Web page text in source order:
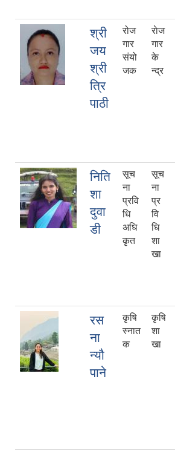
श्री
जय
श्री
त्रि
पाठी
रोज
गार
संयो
जक
राेज
गार
के
न्द्र
निति
शा
दुवा
डी
सूच
ना
प्रवि
धि
अधि
कृत
सूच
ना
प्र
वि
धि
शा
खा
रस
ना
न्यौ
पाने
कृषि
स्नात
क
कृषि
शा
खा